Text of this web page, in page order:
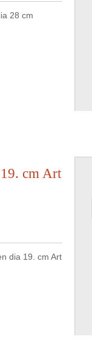
28 cm
cm Art
dia 19. cm Art